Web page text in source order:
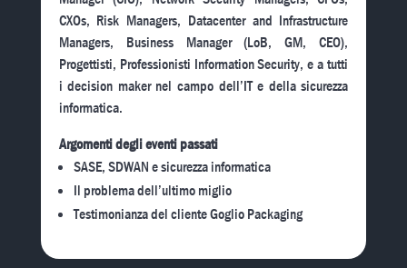
CXOs, Risk Managers, Datacenter and Infrastructure
Managers, Business Manager (LoB, GM, CEO),
Progettisti, Professionisti Information Security, e a tutti
i decision maker nel campo dell’IT e della sicurezza
informatica.
Argomenti degli eventi passati
SASE, SDWAN e sicurezza informatica
Il problema dell’ultimo miglio
Testimonianza del cliente Goglio Packaging